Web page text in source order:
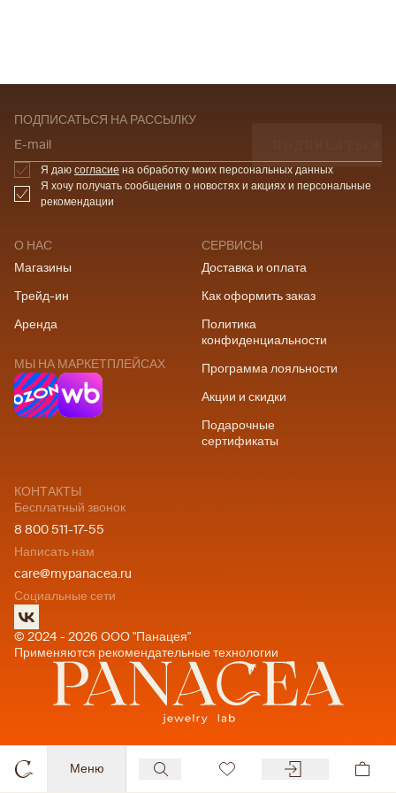
Меню
О НАС
Магазины
Трейд-ин
Аренда
МЫ НА МАРКЕТПЛЕЙСАХ
СЕРВИСЫ
Доставка и оплата
Как оформить заказ
Политика
конфиденциальности
Программа лояльности
Акции и скидки
Подарочные
сертификаты
КОНТАКТЫ
Бесплатный звонок
8 800 511-17-55
Написать нам
care@mypanacea.ru
Социальные сети
© 2024 - 2026 ООО "Панацея"
Применяются рекомендательные технологии
ПОДПИСАТЬСЯ НА РАССЫЛКУ
E-mail
Я даю согласие на обработку моих персональных данных
Я хочу получать сообщения о новостях и акциях и персональные
рекомендации